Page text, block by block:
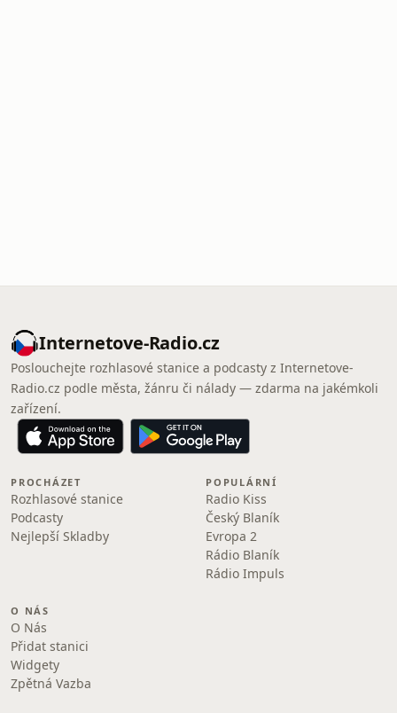
Internetove-Radio.cz
Poslouchejte rozhlasové stanice a podcasty z Internetove-
Radio.cz podle města, žánru či nálady — zdarma na jakémkoli
zařízení.
PROCHÁZET
Rozhlasové stanice
Podcasty
Nejlepší Skladby
POPULÁRNÍ
Radio Kiss
Český Blaník
Evropa 2
Rádio Blaník
Rádio Impuls
O NÁS
O Nás
Přidat stanici
Widgety
Zpětná Vazba